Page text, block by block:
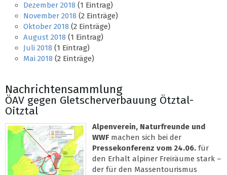
Dezember 2018 (1 Eintrag)
November 2018 (2 Einträge)
Oktober 2018 (2 Einträge)
August 2018 (1 Eintrag)
Juli 2018 (1 Eintrag)
Mai 2018 (2 Einträge)
Nachrichtensammlung
ÖAV gegen Gletscherverbauung Ötztal-
Oitztal
Alpenverein, Naturfreunde und
WWFmachen sich bei der
Pressekonferenz vom 24.06. für
den Erhalt alpiner Freiräume stark –
der für den Massentourismus